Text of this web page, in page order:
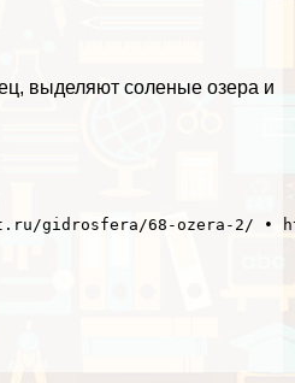
выделяют соленые озера и
gidrosfera/68-ozera-2/ •